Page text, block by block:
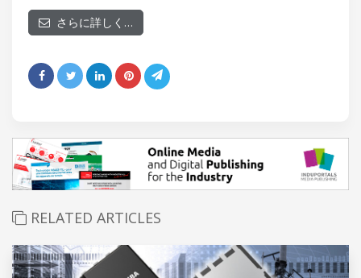
さらに詳しく…
RELATED ARTICLES